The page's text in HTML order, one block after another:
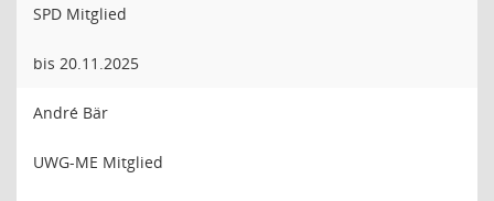
SPD Mitglied
bis 20.11.2025
André Bär
UWG-ME Mitglied